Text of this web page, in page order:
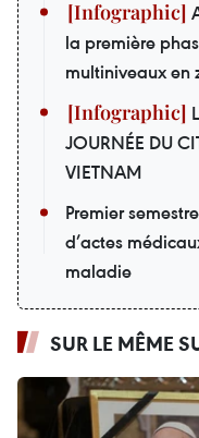
la première
multiniveaux en
JOURNÉE DU
VIETNAM
Premier
d’actes
maladie
SUR LE MÊME